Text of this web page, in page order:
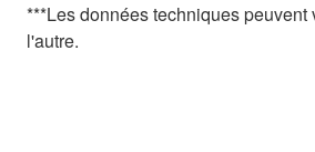
***Les données techniques peuvent
l'autre.